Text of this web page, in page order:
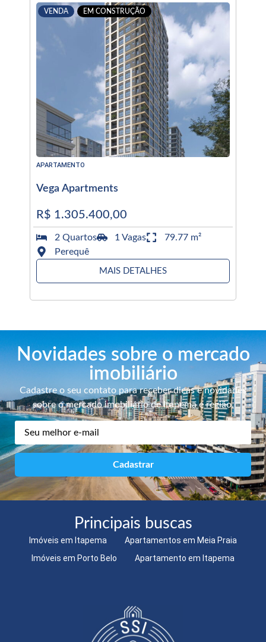
APARTAMENTO
Vega Apartments
R$ 1.305.400,00
2 Quartos 1 Vagas
79.77 m²
Perequê
MAIS DETALHES
VENDA EM CONSTRUÇÃO
Novidades sobre o mercado
imobiliário
Cadastre o seu contato para receber dicas e novidades
sobre o mercado imobiliário de Itapema e região.
Principais buscas
Imóveis em Itapema
Apartamentos em Meia Praia
Imóveis em Porto Belo
Apartamento em Itapema